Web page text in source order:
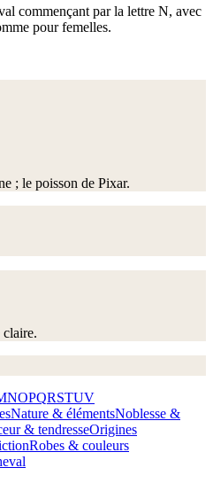
commençant par la lettre N, avec
pour femelles.
; le poisson de Pixar.
claire.
NOPQRSTUV
Nature & élémentsNoblesse &
& tendresseOrigines
Robes & couleurs